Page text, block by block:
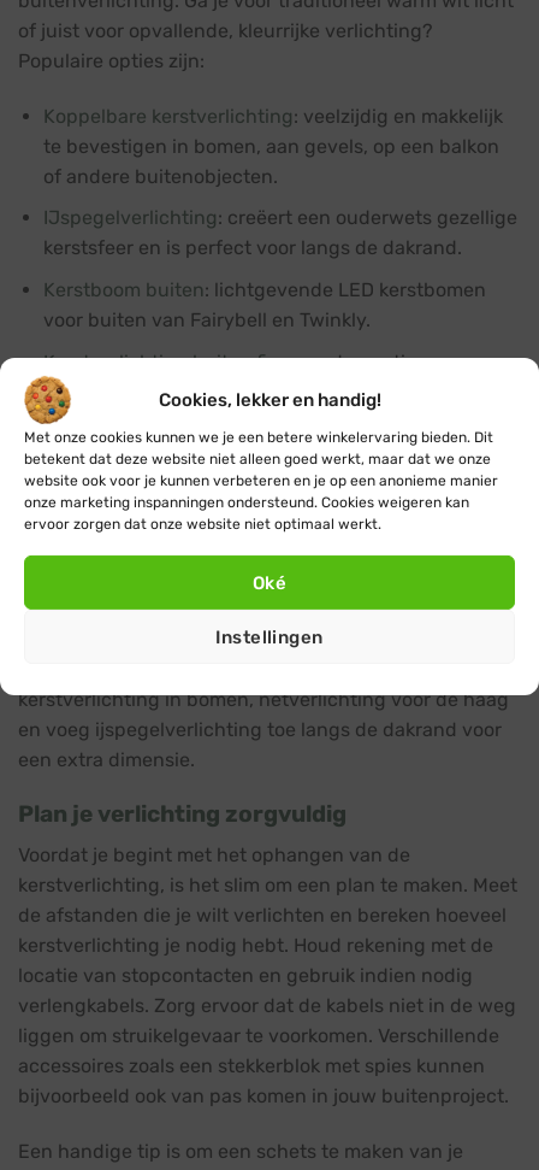
Cookies, lekker en handig!
Met onze cookies kunnen we je een betere winkelervaring bieden. Dit
betekent dat deze website niet alleen goed werkt, maar dat we onze
website ook voor je kunnen verbeteren en je op een anonieme manier
onze marketing inspanningen ondersteund. Cookies weigeren kan
ervoor zorgen dat onze website niet optimaal werkt.
Oké
Instellingen
of juist voor opvallende, kleurrijke verlichting?
Populaire opties zijn:
Koppelbare kerstverlichting: veelzijdig en makkelijk
te bevestigen in bomen, aan gevels, op een balkon
of andere buitenobjecten.
IJspegelverlichting: creëert een ouderwets gezellige
kerstsfeer en is perfect voor langs de dakrand.
Kerstboom buiten: lichtgevende LED kerstbomen
voor buiten van Fairybell en Twinkly.
Kerstverlichting buiten figuren: decoratieve
kerstfiguren zoals kerststerren, kerstbollen of
sneeuwvlokken.
Guirlande met verlichting: prachtig kerstgroen
voorzien van kerstlampjes, perfect voor het
accentueren van lijnenspellen aan de gevel van je
woonhuis of bedrijfspand.
Overweeg eventueel om verschillende soorten
verlichting te combineren voor een uniek en sfeervol
kerstverlichting in bomen, netverlichting voor de haag
en voeg ijspegelverlichting toe langs de dakrand voor
een extra dimensie.
Plan je verlichting zorgvuldig
Voordat je begint met het ophangen van de
kerstverlichting, is het slim om een plan te maken. Meet
de afstanden die je wilt verlichten en bereken hoeveel
kerstverlichting je nodig hebt. Houd rekening met de
locatie van stopcontacten en gebruik indien nodig
verlengkabels. Zorg ervoor dat de kabels niet in de weg
liggen om struikelgevaar te voorkomen. Verschillende
accessoires zoals een stekkerblok met spies kunnen
bijvoorbeeld ook van pas komen in jouw buitenproject.
Een handige tip is om een schets te maken van je